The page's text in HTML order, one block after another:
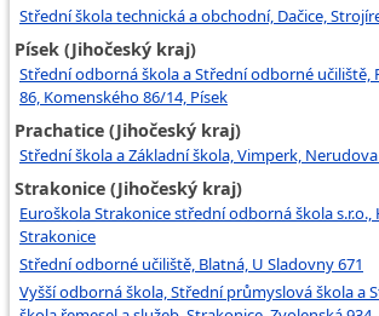
Střední škola technická a obchodní, Dačice,
Písek (Jihočeský kraj)
Střední odborná škola a Střední odborné učiliště,
86, Komenského 86/14, Písek
Prachatice (Jihočeský kraj)
Střední škola a Základní škola, Vimperk,
Strakonice (Jihočeský kraj)
Euroškola Strakonice střední odborná škola s.r.o.,
Strakonice
Střední odborné učiliště, Blatná, U Sladovny 671
Vyšší odborná škola, Střední průmyslová škola a